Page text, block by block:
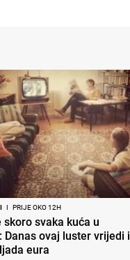
I PRIJE OKO 12H
svaka kuća u
Danas ovaj luster vrijedi i
eura